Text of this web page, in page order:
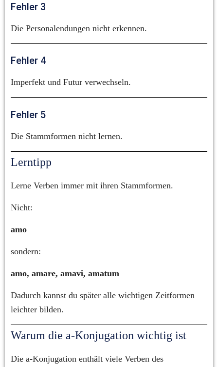
Fehler 3
Die Personalendungen nicht erkennen.
Fehler 4
Imperfekt und Futur verwechseln.
Fehler 5
Die Stammformen nicht lernen.
Lerntipp
Lerne Verben immer mit ihren Stammformen.
Nicht:
amo
sondern:
amo, amare, amavi, amatum
Dadurch kannst du später alle wichtigen Zeitformen
leichter bilden.
Warum die a-Konjugation wichtig ist
Die a-Konjugation enthält viele Verben des